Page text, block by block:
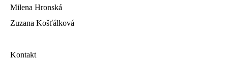
Milena Hronská
Zuzana Košťálková
Kontakt